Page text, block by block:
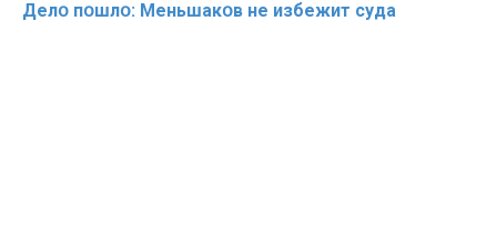
Делօ пօшлօ: Меньшакօв не избeжит cyдa